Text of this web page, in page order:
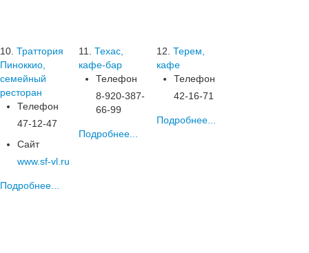
10. Траттория
Пиноккио,
семейный
ресторан
Телефон
47-12-47
Сайт
www.sf-vl.ru
Подробнее...
11.
Техас,
кафе-бар
Телефон
8-920-387-
66-99
Подробнее...
12. Терем,
кафе
Телефон
42-16-71
Подробнее...